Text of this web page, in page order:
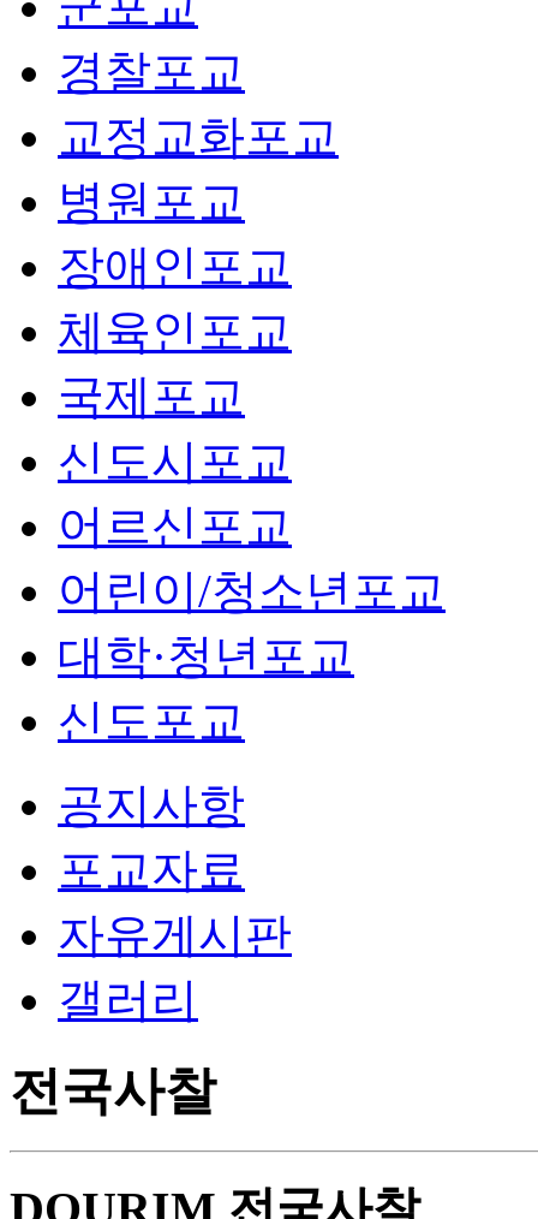
경찰포교
교정교화포교
병원포교
장애인포교
체육인포교
국제포교
신도시포교
어르신포교
어린이/청소년포교
대학·청년포교
신도포교
공지사항
포교자료
자유게시판
갤러리
전국사찰